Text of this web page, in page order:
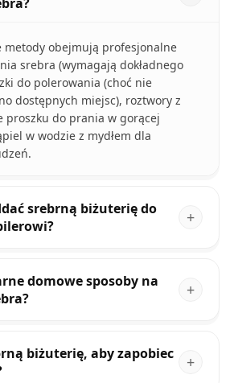
metody obejmują profesjonalne
srebra (wymagają dokładnego
do polerowania (choć nie
dostępnych miejsc), roztwory z
proszku do prania w gorącej
w wodzie z mydłem dla
srebrną biżuterię do
domowe sposoby na
biżuterię, aby zapobiec